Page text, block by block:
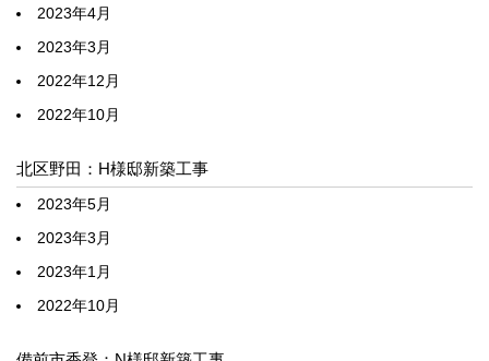
2023年4月
2023年3月
2022年12月
2022年10月
北区野田：H様邸新築工事
2023年5月
2023年3月
2023年1月
2022年10月